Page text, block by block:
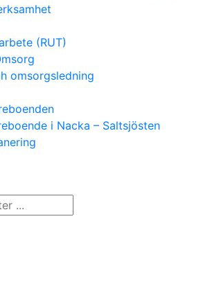
(RUT)
omsorgsledning
i Nacka – Saltsjösten